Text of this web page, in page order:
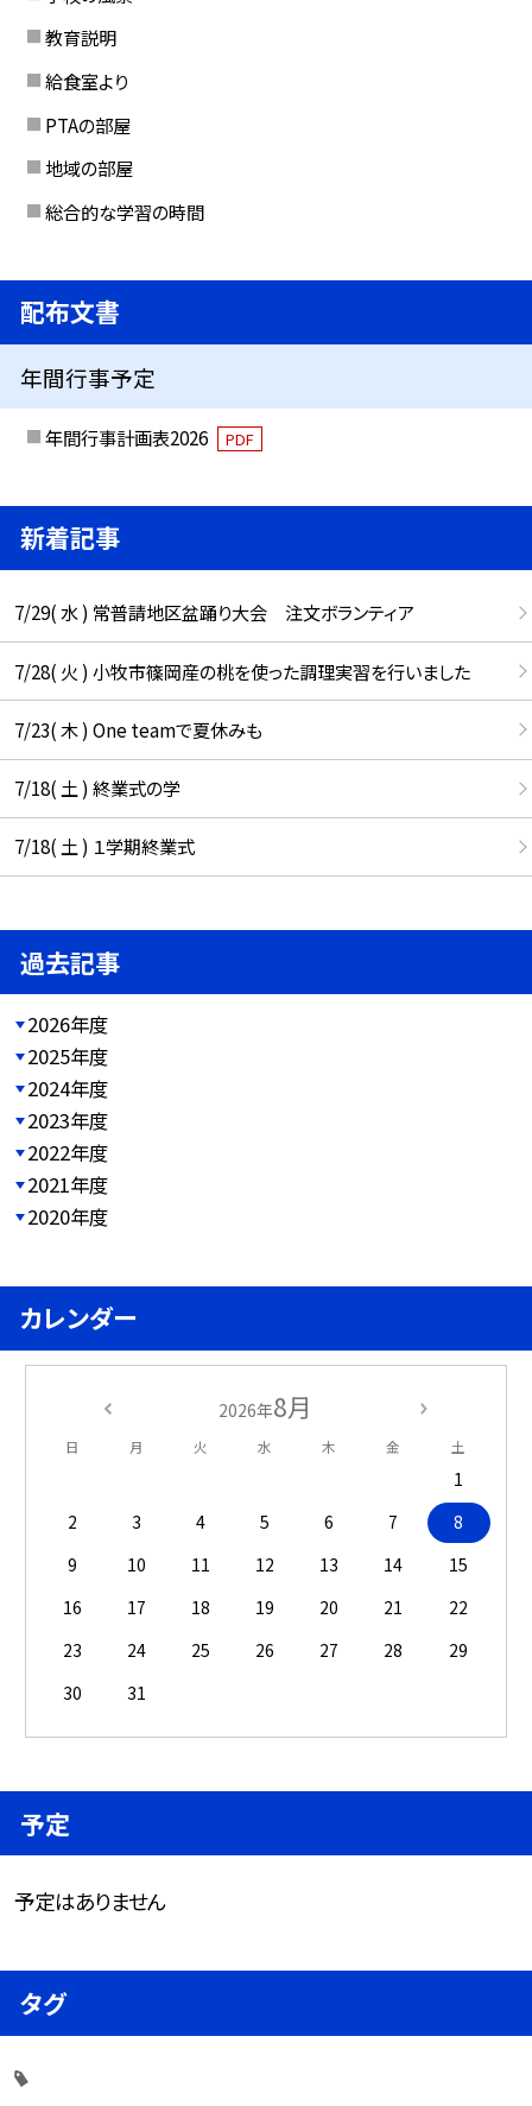
教育説明
給食室より
PTAの部屋
地域の部屋
総合的な学習の時間
配布文書
年間行事予定
年間行事計画表2026 PDF
新着記事
7/29( 水 ) 常普請地区盆踊り大会 注文ボランティア
7/28( 火 ) 小牧市篠岡産の桃を使った調理実習を行いました
7/23( 木 ) One teamで夏休みも
7/18( 土 ) 終業式の学
7/18( 土 ) １学期終業式
過去記事
2026年度
2025年度
2024年度
2023年度
2022年度
2021年度
2020年度
カレンダー
2026年8月
日 月 火 水 木 金 土
1
2
3 4 5 6 7
8
9
10 11 12 13 14
15
16
17 18 19 20 21
22
23
24 25 26 27 28
29
30
31
予定
予定はありません
タグ